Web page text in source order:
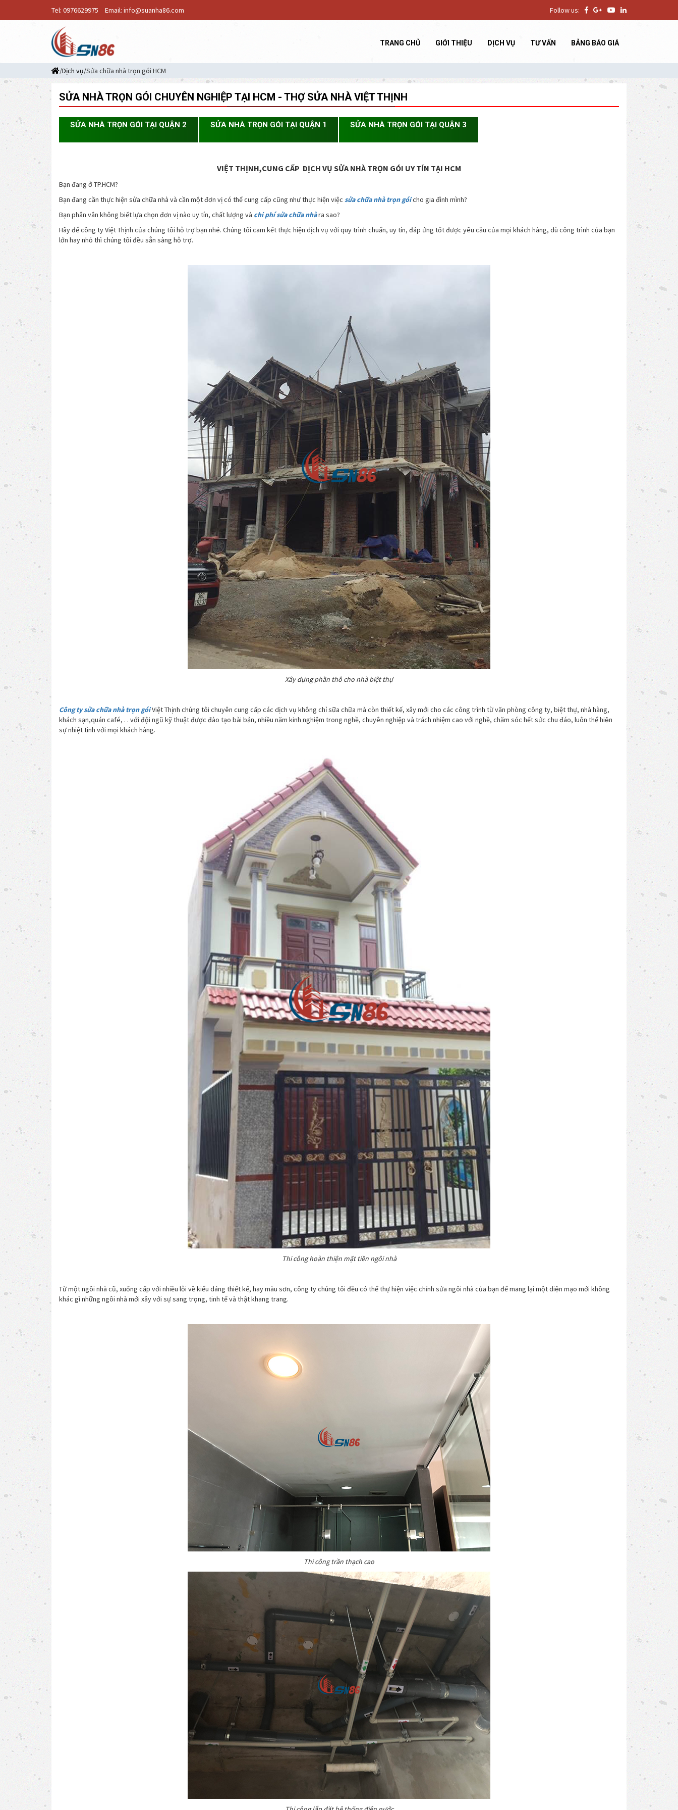
Tel: 0976629975 Email: info@suanha86.com Follow us:
TRANG CHỦ GIỚI THIỆU DỊCH VỤ TƯ VẤN BẢNG BÁO GIÁ
/Dịch vụ/Sửa chữa nhà trọn gói HCM
SỬA NHÀ TRỌN GÓI CHUYÊN NGHIỆP TẠI HCM - THỢ SỬA NHÀ VIỆT THỊNH
SỬA NHÀ TRỌN GÓI TẠI QUẬN 2 SỬA NHÀ TRỌN GÓI TẠI QUẬN 1 SỬA NHÀ TRỌN GÓI TẠI QUẬN 3
VIỆT THỊNH,CUNG CẤP DỊCH VỤ SỬA NHÀ TRỌN GÓI UY TÍN TẠI HCM
Bạn đang ở TP.HCM?
Bạn đang cần thực hiện sửa chữa nhà và cần một đơn vị có thể cung cấp cũng như thực hiện việc sửa chữa nhà trọn góicho gia đình mình?
Bạn phân vân không biết lựa chọn đơn vị nào uy tín, chất lượng và chi phí sửa chữa nhàra sao?
Hãy để công ty Việt Thịnh của chúng tôi hỗ trợ bạn nhé. Chúng tôi cam kết thực hiện dịch vụ với quy trình chuẩn, uy tín, đáp ứng tốt được yêu cầu của mọi khách hàng, dù công trình của bạn
lớn hay nhỏ thì chúng tôi đều sẳn sàng hỗ trợ.
Xây dựng phần thô cho nhà biệt thự
Công ty sửachữa nhà trọn góiViệt Thịnh chúng tôi chuyên cung cấp các dịch vụ không chỉ sữa chữa mà còn thiết kế, xây mới cho các công trình từ văn phòng công ty, biệt thự, nhà hàng,
khách sạn,quán café, . . với đội ngũ kỹ thuật được đào tạo bài bản, nhiều năm kinh nghiệm trong nghề, chuyên nghiệp và trách nhiệm cao với nghề, chăm sóc hết sức chu đáo, luôn thể hiện
sự nhiệt tình với mọi khách hàng.
Thi công hoàn thiện mặt tiền ngôi nhà
Từ một ngôi nhà cũ, xuống cấp với nhiều lỗi về kiểu dáng thiết kế, hay màu sơn, công ty chúng tôi đều có thể thự hiện việc chỉnh sửa ngôi nhà của bạn để mang lại một diện mạo mới không
khác gì những ngôi nhà mới xây với sự sang trọng, tinh tế và thật khang trang.
Thi công trần thạch cao